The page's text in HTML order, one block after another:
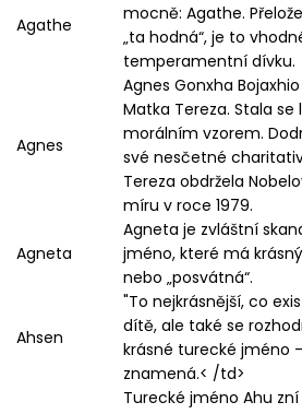
Agathe
mocně: Agathe.
„ta hodná“, je to
temperamentní dívku.
Agnes
Agnes Gonxha
Matka Tereza. Stala se
morálním vzorem.
své nesčetné
Tereza obdržela
míru v roce 1979.
Agneta
Agneta je zvláštní
jméno, které má
nebo „posvátná“.
Ahsen
"To nejkrásnější, co
dítě, ale také se
krásné turecké jméno
znamená.< /td>
Turecké jméno Ahu